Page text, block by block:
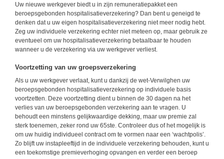
Uw nieuwe werkgever biedt u in zijn remuneratiepakket een
beroepsgebonden hospitalisatieverzekering? Dan bent u geneigd te
denken dat u uw eigen hospitalisatieverzekering niet meer nodig hebt.
Zeg uw individuele verzekering echter niet meteen op, maar gebruik ze
eventueel om uw hospitalisatieverzekering betaalbaar te houden
wanneer u de verzekering via uw werkgever verliest.
Voortzetting van uw groepsverzekering
Als u uw werkgever verlaat, kunt u dankzij de wet-Verwilghen uw
beroepsgebonden hospitalisatieverzekering op individuele basis
voortzetten. Deze voortzetting dient u binnen de 30 dagen na het
verlies van uw beroepsgebonden verzekering aan te vragen. U
behoudt een minstens gelijkwaardige dekking, maar uw premie zal
sterk toenemen, zeker rond uw 65ste. Controleer dus of het mogelijk is
om uw huidig individueel contract om te vormen naar een ‘wachtpolis’.
Zo blijft uw instapleeftijd in de individuele verzekering behouden, kunt u
een toekomstige premieverhoging opvangen en verder een beroep